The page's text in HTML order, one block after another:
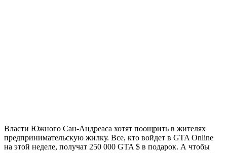
Власти Южного Сан-Андреаса хотят поощрить в жителях
предпринимательскую жилку. Все, кто войдет в GTA Online
на этой неделе, получат 250 000 GTA $ в подарок. А чтобы